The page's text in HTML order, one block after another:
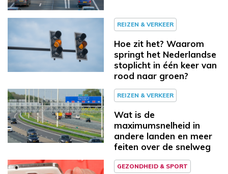
REIZEN & VERKEER
Hoe zit het? Waarom
springt het Nederlandse
stoplicht in één keer van
rood naar groen?
REIZEN & VERKEER
Wat is de
maximumsnelheid in
andere landen en meer
feiten over de snelweg
GEZONDHEID & SPORT